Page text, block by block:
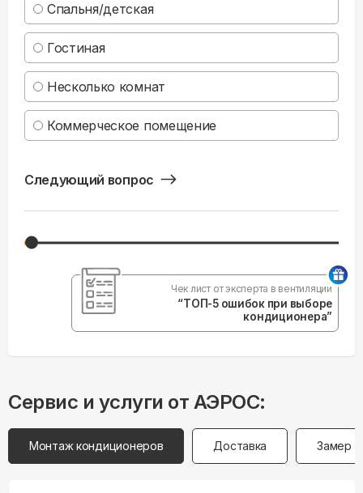
Спальня/детская
Гостиная
Несколько комнат
Коммерческое помещение
Следующий вопрос
Чек лист от эксперта в вентиляции
“ТОП-5 ошибок при выборе
кондиционера”
Сервис и услуги от АЭРОС:
Монтаж кондиционеров Доставка Замер